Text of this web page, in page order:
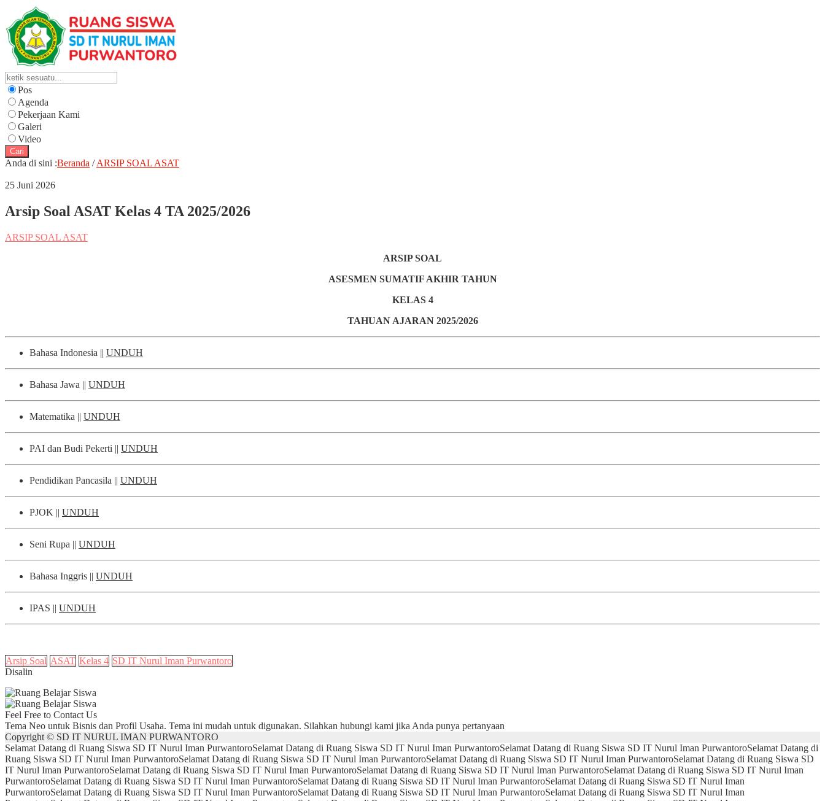
Pos
Agenda
Pekerjaan Kami
Galeri
Video
Cari
Anda di sini :Beranda /ARSIP SOAL ASAT
25 Juni 2026
Arsip Soal ASAT Kelas 4 TA 2025/2026
ARSIP SOAL ASAT
ARSIP SOAL
ASESMEN SUMATIF AKHIR TAHUN
KELAS 4
TAHUAN AJARAN 2025/2026
Bahasa Indonesia || UNDUH
Bahasa Jawa || UNDUH
Matematika || UNDUH
PAI dan Budi Pekerti || UNDUH
Pendidikan Pancasila || UNDUH
PJOK || UNDUH
Seni Rupa || UNDUH
Bahasa Inggris || UNDUH
IPAS || UNDUH
Arsip Soal ASAT Kelas 4 SD IT Nurul Iman Purwantoro
Disalin
Feel Free to Contact Us
Tema Neo untuk Bisnis dan Profil Usaha. Tema ini mudah untuk digunakan. Silahkan hubungi kami jika Anda punya pertanyaan
Copyright © SD IT NURUL IMAN PURWANTORO
Selamat Datang di Ruang Siswa SD IT Nurul Iman PurwantoroSelamat Datang di Ruang Siswa SD IT Nurul Iman PurwantoroSelamat Datang di Ruang Siswa SD IT Nurul Iman PurwantoroSelamat Datang di
Ruang Siswa SD IT Nurul Iman PurwantoroSelamat Datang di Ruang Siswa SD IT Nurul Iman PurwantoroSelamat Datang di Ruang Siswa SD IT Nurul Iman PurwantoroSelamat Datang di Ruang Siswa SD
IT Nurul Iman PurwantoroSelamat Datang di Ruang Siswa SD IT Nurul Iman PurwantoroSelamat Datang di Ruang Siswa SD IT Nurul Iman PurwantoroSelamat Datang di Ruang Siswa SD IT Nurul Iman
PurwantoroSelamat Datang di Ruang Siswa SD IT Nurul Iman PurwantoroSelamat Datang di Ruang Siswa SD IT Nurul Iman PurwantoroSelamat Datang di Ruang Siswa SD IT Nurul Iman
PurwantoroSelamat Datang di Ruang Siswa SD IT Nurul Iman PurwantoroSelamat Datang di Ruang Siswa SD IT Nurul Iman PurwantoroSelamat Datang di Ruang Siswa SD IT Nurul Iman